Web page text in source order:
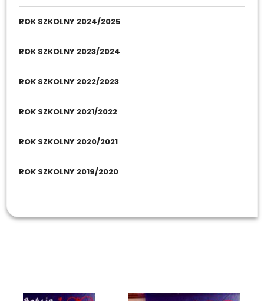
ROK SZKOLNY 2024/2025
ROK SZKOLNY 2023/2024
ROK SZKOLNY 2022/2023
ROK SZKOLNY 2021/2022
ROK SZKOLNY 2020/2021
ROK SZKOLNY 2019/2020